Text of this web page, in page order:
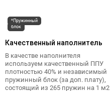
*Пружинный
блок
Качественный наполнитель
В качестве наполнителя
используем качественный ППУ
плотностью 40% и независимый
пружинный блок (за доп. плату),
состоящий из 265 пружин на 1 м2